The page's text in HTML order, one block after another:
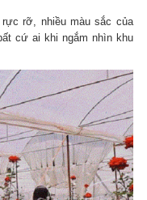
rỡ, nhiều màu sắc của
cứ ai khi ngắm nhìn khu